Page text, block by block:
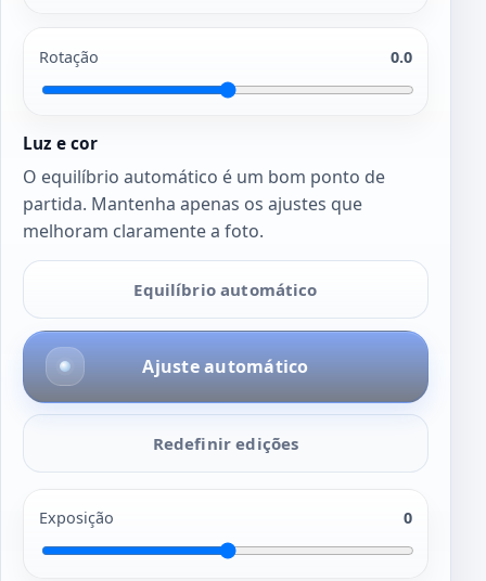
Rotação 0.0
Luz e cor
O equilíbrio automático é um bom ponto de
partida. Mantenha apenas os ajustes que
melhoram claramente a foto.
Equilíbrio automático
Ajuste automático
Redefinir edições
Exposição 0